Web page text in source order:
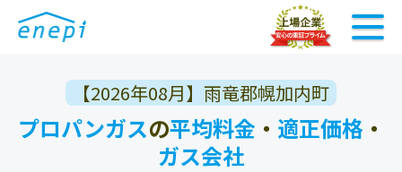
【2026年08月】雨竜郡幌加内町
プロパンガスの平均料金 ・ 適正価格 ・
ガス会社